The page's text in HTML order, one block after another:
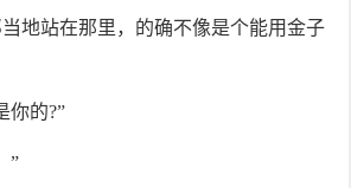
地站在那里，的确不像是个能用金子
你的?”
”